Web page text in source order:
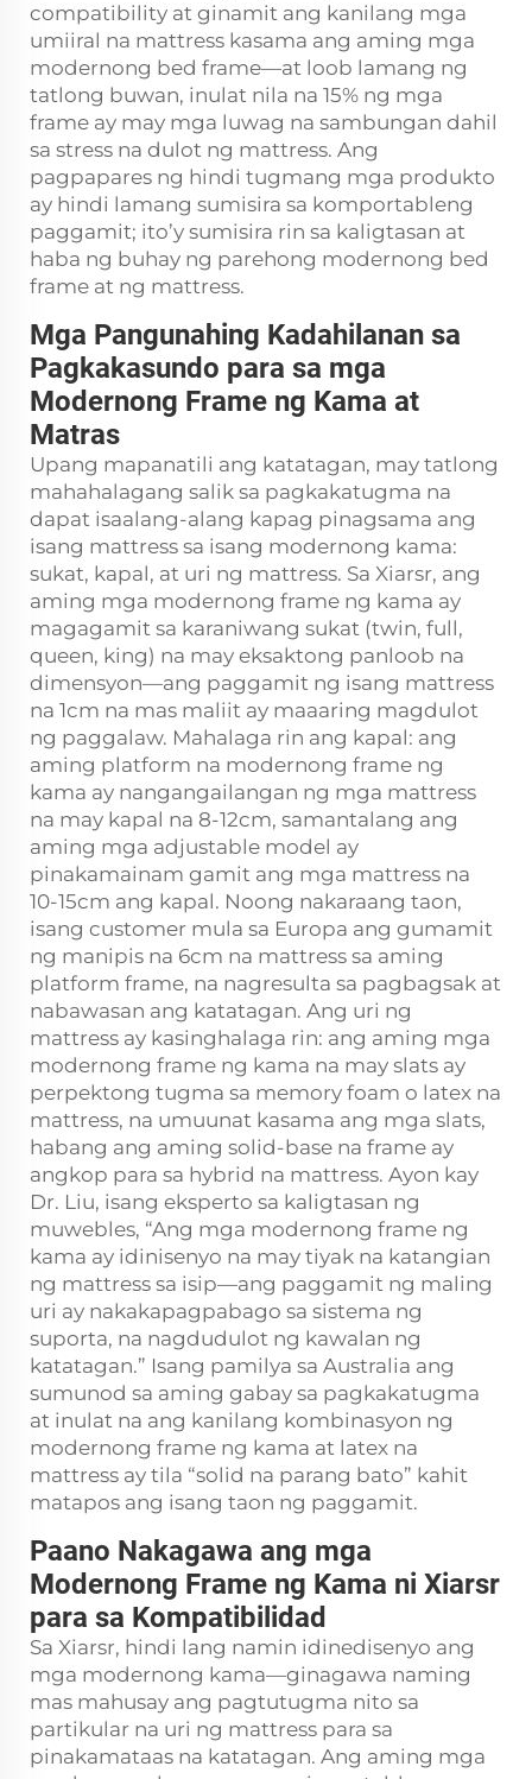
compatibility at ginamit ang kanilang mga
umiiral na mattress kasama ang aming mga
modernong bed frame—at loob lamang ng
tatlong buwan, inulat nila na 15% ng mga
frame ay may mga luwag na sambungan dahil
sa stress na dulot ng mattress. Ang
pagpapares ng hindi tugmang mga produkto
ay hindi lamang sumisira sa komportableng
paggamit; ito’y sumisira rin sa kaligtasan at
haba ng buhay ng parehong modernong bed
frame at ng mattress.
Mga Pangunahing Kadahilanan sa
Pagkakasundo para sa mga
Modernong Frame ng Kama at
Matras
Upang mapanatili ang katatagan, may tatlong
mahahalagang salik sa pagkakatugma na
dapat isaalang-alang kapag pinagsama ang
isang mattress sa isang modernong kama:
sukat, kapal, at uri ng mattress. Sa Xiarsr, ang
aming mga modernong frame ng kama ay
magagamit sa karaniwang sukat (twin, full,
queen, king) na may eksaktong panloob na
dimensyon—ang paggamit ng isang mattress
na 1cm na mas maliit ay maaaring magdulot
ng paggalaw. Mahalaga rin ang kapal: ang
aming platform na modernong frame ng
kama ay nangangailangan ng mga mattress
na may kapal na 8-12cm, samantalang ang
aming mga adjustable model ay
pinakamainam gamit ang mga mattress na
10-15cm ang kapal. Noong nakaraang taon,
isang customer mula sa Europa ang gumamit
ng manipis na 6cm na mattress sa aming
platform frame, na nagresulta sa pagbagsak at
nabawasan ang katatagan. Ang uri ng
mattress ay kasinghalaga rin: ang aming mga
modernong frame ng kama na may slats ay
perpektong tugma sa memory foam o latex na
mattress, na umuunat kasama ang mga slats,
habang ang aming solid-base na frame ay
angkop para sa hybrid na mattress. Ayon kay
Dr. Liu, isang eksperto sa kaligtasan ng
muwebles, “Ang mga modernong frame ng
kama ay idinisenyo na may tiyak na katangian
ng mattress sa isip—ang paggamit ng maling
uri ay nakakapagpabago sa sistema ng
suporta, na nagdudulot ng kawalan ng
katatagan.” Isang pamilya sa Australia ang
sumunod sa aming gabay sa pagkakatugma
at inulat na ang kanilang kombinasyon ng
modernong frame ng kama at latex na
mattress ay tila “solid na parang bato” kahit
matapos ang isang taon ng paggamit.
Paano Nakagawa ang mga
Modernong Frame ng Kama ni Xiarsr
para sa Kompatibilidad
Sa Xiarsr, hindi lang namin idinedisenyo ang
mga modernong kama—ginagawa naming
mas mahusay ang pagtutugma nito sa
partikular na uri ng mattress para sa
pinakamataas na katatagan. Ang aming mga